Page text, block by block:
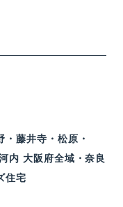
藤井寺・松原・
内 大阪府全域・奈良
住宅